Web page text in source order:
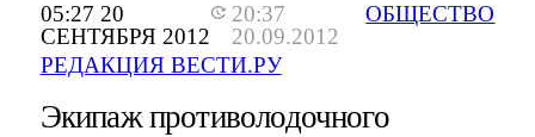
05:27 20
СЕНТЯБРЯ 2012
20:37
20.09.2012
РЕДАКЦИЯ ВЕСТИ.РУ
ОБЩЕСТВО
Экипаж противолодочного